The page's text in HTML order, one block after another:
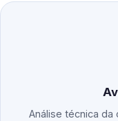
Análise técnica da